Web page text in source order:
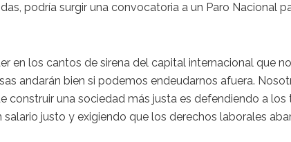
podría surgir una convocatoria a un Paro Nacional
en los cantos de sirena del capital internacional que
andarán bien si podemos endeudarnos afuera.
construir una sociedad más justa es defendiendo a los
salario justo y exigiendo que los derechos laborales